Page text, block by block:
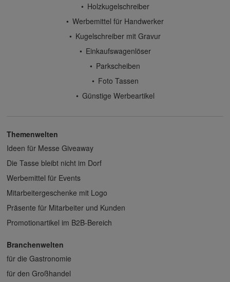
Holzkugelschreiber
Werbemittel für Handwerker
Kugelschreiber mit Gravur
Einkaufswagenlöser
Parkscheiben
Foto Tassen
Günstige Werbeartikel
Themenwelten
Ideen für Messe Giveaway
Die Tasse bleibt nicht im Dorf
Werbemittel für Events
Mitarbeitergeschenke mit Logo
Präsente für Mitarbeiter und Kunden
Promotionartikel im B2B-Bereich
Branchenwelten
für die Gastronomie
für den Großhandel